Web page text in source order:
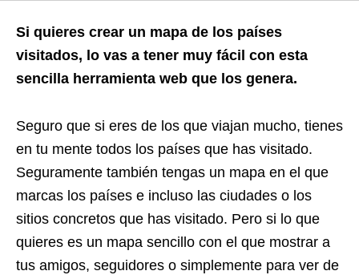
Si quieres crear un mapa de los países
visitados, lo vas a tener muy fácil con esta
sencilla herramienta web que los genera.
Seguro que si eres de los que viajan mucho, tienes
en tu mente todos los países que has visitado.
Seguramente también tengas un mapa en el que
marcas los países e incluso las ciudades o los
sitios concretos que has visitado. Pero si lo que
quieres es un mapa sencillo con el que mostrar a
tus amigos, seguidores o simplemente para ver de